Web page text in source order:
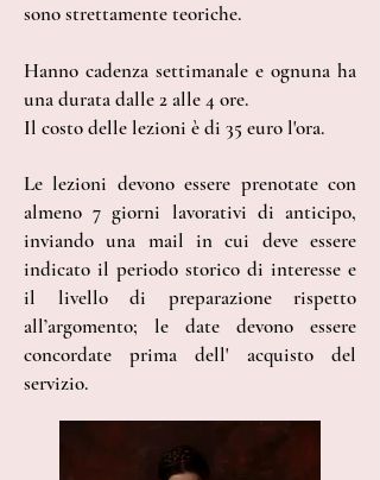
sono strettamente teoriche.
Hanno cadenza settimanale e ognuna ha
una durata dalle 2 alle 4 ore.
Il costo delle lezioni è di 35 euro l'ora.
Le lezioni devono essere prenotate con
almeno 7 giorni lavorativi di anticipo,
inviando una mail in cui deve essere
indicato il periodo storico di interesse e
il livello di preparazione rispetto
all’argomento; le date devono essere
concordate prima dell' acquisto del
servizio.